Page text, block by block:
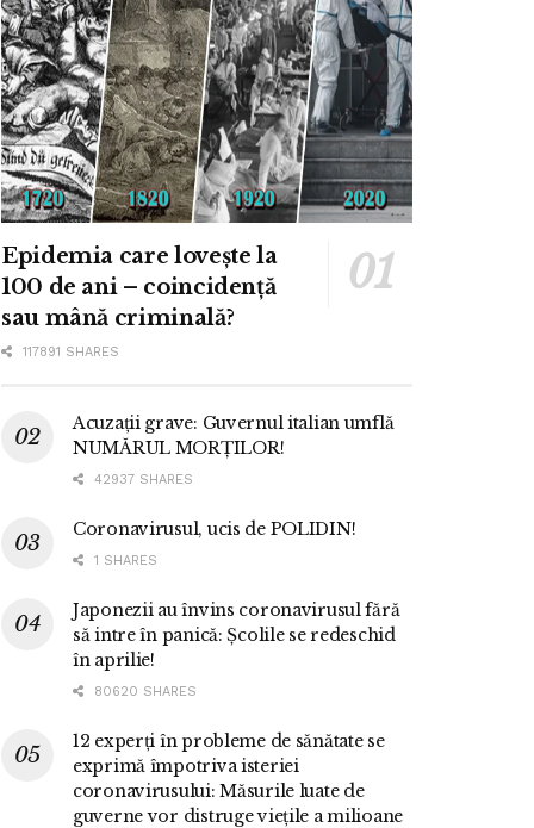
Epidemia care lovește la
100 de ani – coincidență
sau mână criminală?
117891 SHARES
Acuzații grave: Guvernul italian umflă
NUMĂRUL MORȚILOR!
42937 SHARES
Coronavirusul, ucis de POLIDIN!
1 SHARES
Japonezii au învins coronavirusul fără
să intre în panică: Școlile se redeschid
în aprilie!
80620 SHARES
12 experți în probleme de sănătate se
exprimă împotriva isteriei
coronavirusului: Măsurile luate de
guverne vor distruge viețile a milioane